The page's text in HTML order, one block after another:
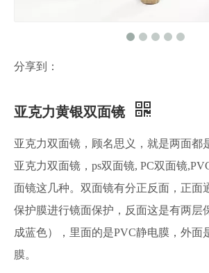
分享到：
亚克力黄银双面镜
亚克力双面镜，顾名思义，就是两面都
亚克力双面镜，ps双面镜, PC双面镜
面镜这几种。双面镜有分正反面，正面
保护膜进行镜面保护，反面这是有两层
成蓝色），里面的是PVC静电膜，外面
膜。